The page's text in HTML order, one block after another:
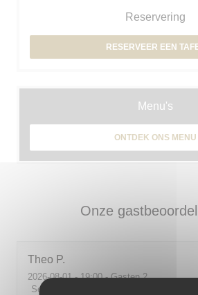
Onze
Theo P
2026-08-01- 19:00 - Gasten 2
Service
Reservering
RESERVEER EEN
Menu's
ONTDEK ONS MENU